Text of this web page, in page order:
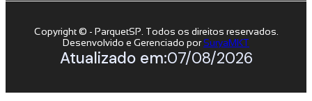
Copyright © - ParquetSP. Todos os direitos reservados.
Desenvolvido e Gerenciado porSuryaMKT
Atualizado em:07/08/2026